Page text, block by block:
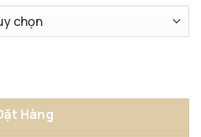
Hàng